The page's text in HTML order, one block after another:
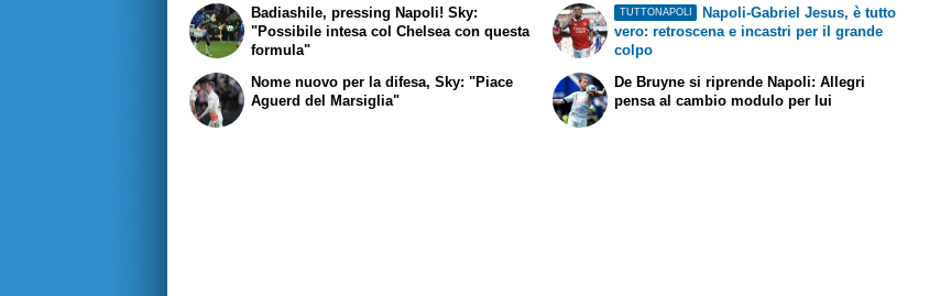
Badiashile, pressing Napoli! Sky:
"Possibile intesa col Chelsea con questa
formula"
Nome nuovo per la difesa, Sky: "Piace
Aguerd del Marsiglia"
TUTTONAPOLI
Napoli-Gabriel Jesus, è tutto
vero: retroscena e incastri per il grande
colpo
De Bruyne si riprende Napoli: Allegri
pensa al cambio modulo per lui